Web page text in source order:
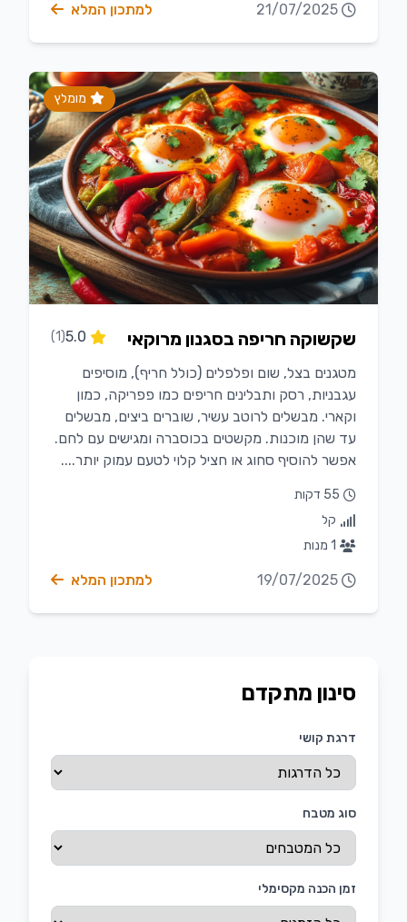
21/07/2025 למתכון המלא
מומלץ
שקשוקה חריפה בסגנון מרוקאי 5.0
(1)
מטגנים בצל, שום ופלפלים (כולל חריף), מוסיפים
עגבניות, רסק ותבלינים חריפים כמו פפריקה, כמון
וקארי. מבשלים לרוטב עשיר, שוברים ביצים, מבשלים
עד שהן מוכנות. מקשטים בכוסברה ומגישים עם לחם.
אפשר להוסיף סחוג או חציל קלוי לטעם עמוק יותר....
55 דקות
קל
1 מנות
19/07/2025 למתכון המלא
סינון מתקדם
דרגת קושי
סוג מטבח
זמן הכנה מקסימלי